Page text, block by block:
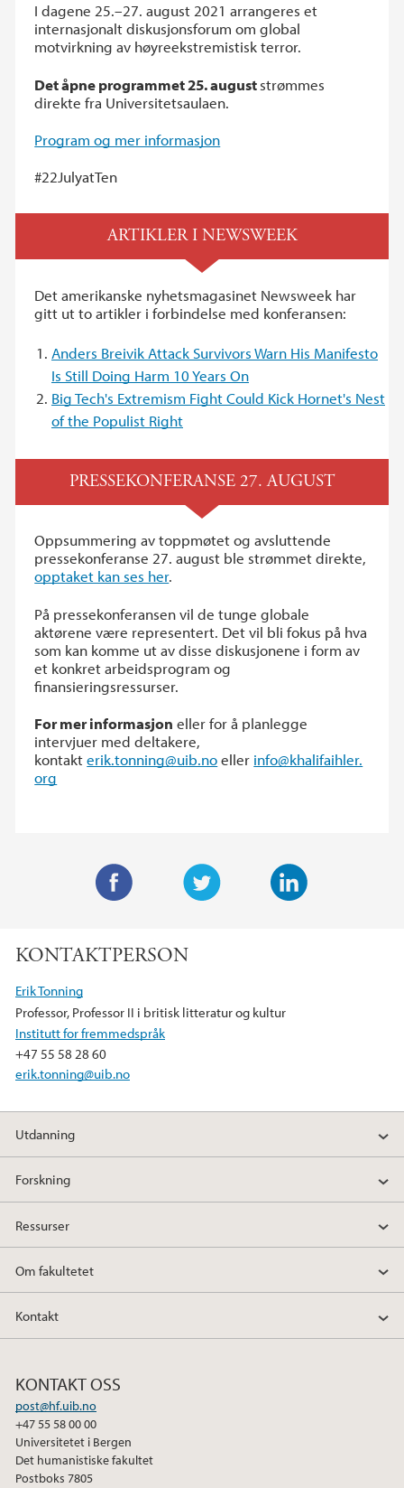
I dagene 25.–27. august 2021 arrangeres et
internasjonalt diskusjonsforum om global
motvirkning av høyreekstremistisk terror.
Det åpne programmet 25. auguststrømmes
direkte fra Universitetsaulaen.
Program og mer informasjon
#22JulyatTen
ARTIKLER I NEWSWEEK
Det amerikanske nyhetsmagasinet Newsweek har
gitt ut to artikler i forbindelse med konferansen:
Anders Breivik Attack Survivors Warn His Manifesto
Is Still Doing Harm 10 Years On
Big Tech's Extremism Fight Could Kick Hornet's Nest
of the Populist Right
PRESSEKONFERANSE 27. AUGUST
Oppsummering av toppmøtet og avsluttende
pressekonferanse 27. august ble strømmet direkte,
opptaket kan ses her.
På pressekonferansen vil de tunge globale
aktørene være representert. Det vil bli fokus på hva
som kan komme ut av disse diskusjonene i form av
et konkret arbeidsprogram og
finansieringsressurser.
For mer informasjon eller for å planlegge
intervjuer med deltakere,
kontakterik.tonning@uib.noeller info@khalifaihler.
org
i
t
c
o
k
KONTAKTPERSON
Erik Tonning
Professor, Professor II i britisk litteratur og kultur
Institutt for fremmedspråk
+47 55 58 28 60
erik.tonning@uib.no
Utdanning
Forskning
Ressurser
Om fakultetet
Kontakt
KONTAKT OSS
post@hf.uib.no
+47 55 58 00 00
Universitetet i Bergen
Det humanistiske fakultet
Postboks 7805